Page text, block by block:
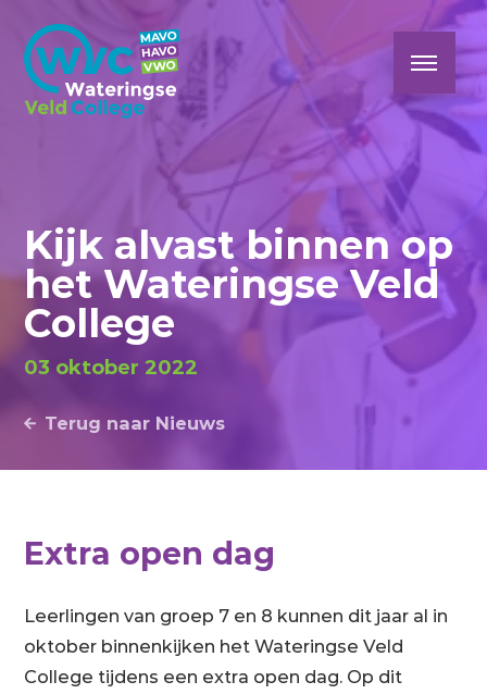
Kijk alvast binnen op
het Wateringse Veld
College
03 oktober 2022
Terug naar Nieuws
Extra open dag
Leerlingen van groep 7 en 8 kunnen dit jaar al in
oktober binnenkijken het Wateringse Veld
College tijdens een extra open dag. Op dit